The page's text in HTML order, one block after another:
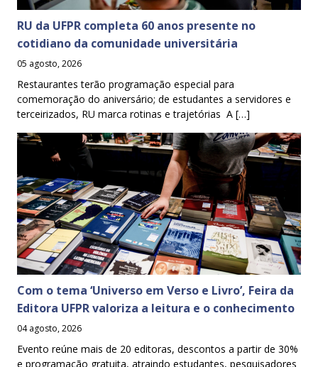
RU da UFPR completa 60 anos presente no
cotidiano da comunidade universitária
05 agosto, 2026
Restaurantes terão programação especial para
comemoração do aniversário; de estudantes a servidores e
terceirizados, RU marca rotinas e trajetórias A […]
Com o tema ‘Universo em Verso e Livro’, Feira da
Editora UFPR valoriza a leitura e o conhecimento
04 agosto, 2026
Evento reúne mais de 20 editoras, descontos a partir de 30%
e programação gratuita, atraindo estudantes, pesquisadores